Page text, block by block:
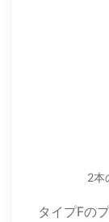
2本
タイプFの